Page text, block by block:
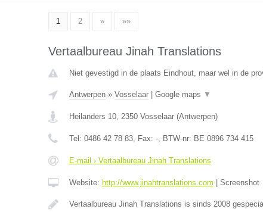
1 2 » »»
Vertaalbureau Jinah Translations
Niet gevestigd in de plaats Eindhout, maar wel in de
Antwerpen» Vosselaar| Google maps ▼
Heilanders 10, 2350 Vosselaar(Antwerpen)
Tel: 0486 42 78 83, Fax: -, BTW-nr: BE 0896 734 415
E-mail › Vertaalbureau Jinah Translations
Website: http://www.jinahtranslations.com Screenshot
Vertaalbureau Jinah Translations is sinds 2008